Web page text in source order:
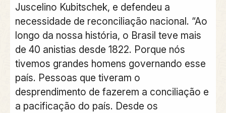
Juscelino Kubitschek, e defendeu a
necessidade de reconciliação nacional. “Ao
longo da nossa história, o Brasil teve mais
de 40 anistias desde 1822. Porque nós
tivemos grandes homens governando esse
país. Pessoas que tiveram o
desprendimento de fazerem a conciliação e
a pacificação do país. Desde os